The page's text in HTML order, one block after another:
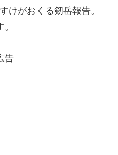
けがおくる剱岳報告。
告